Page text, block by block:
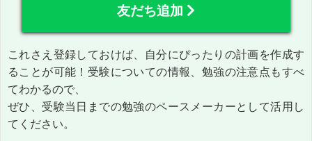
友だち追加
これさえ登録しておけば、自分にぴったりの計画を作成す
ることが可能！受験についての情報、勉強の注意点もすべ
てわかるので、
ぜひ、受験当日までの勉強のペースメーカーとして活用し
てください。